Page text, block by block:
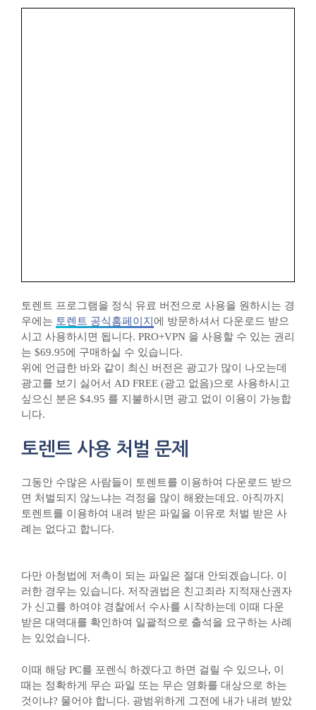
토렌트 프로그램을 정식 유료 버전으로 사용을 원하시는 경
우에는 토렌트 공식홈페이지 에 방문하셔서 다운로드 받으
시고 사용하시면 됩니다. PRO+VPN 을 사용할 수 있는 권리
는 $69.95에 구매하실 수 있습니다.
위에 언급한 바와 같이 최신 버전은 광고가 많이 나오는데
광고를 보기 싫어서 AD FREE (광고 없음)으로 사용하시고
싶으신 분은 $4.95 를 지불하시면 광고 없이 이용이 가능합
니다.
토렌트 사용 처벌 문제
그동안 수많은 사람들이 토렌트를 이용하여 다운로드 받으
면 처벌되지 않느냐는 걱정을 많이 해왔는데요. 아직까지
토렌트를 이용하여 내려 받은 파일을 이유로 처벌 받은 사
례는 없다고 합니다.
다만 아청법에 저촉이 되는 파일은 절대 안되겠습니다. 이
러한 경우는 있습니다. 저작권법은 친고죄라 지적재산권자
가 신고를 하여야 경찰에서 수사를 시작하는데 이때 다운
받은 대역대를 확인하여 일괄적으로 출석을 요구하는 사례
는 있었습니다.
이때 해당 PC를 포렌식 하겠다고 하면 걸릴 수 있으나, 이
때는 정확하게 무슨 파일 또는 무슨 영화를 대상으로 하는
것이냐? 물어야 합니다. 광범위하게 그전에 내가 내려 받았